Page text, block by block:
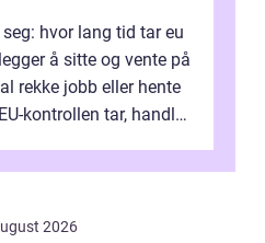
hvor lang tid tar eu
å sitte og vente på
rekke jobb eller hente
kontrollen tar, handler
2026